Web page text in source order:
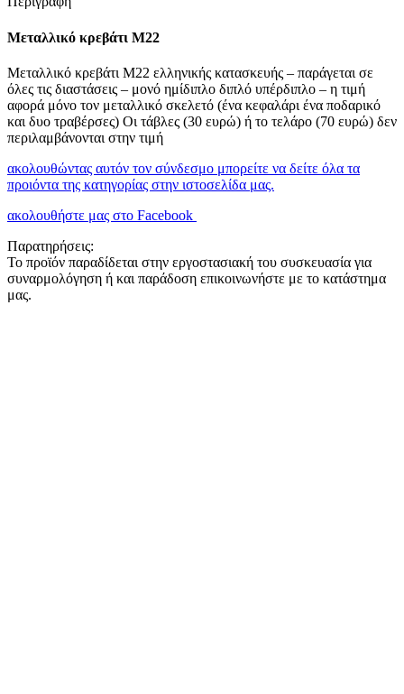
Μεταλλικό κρεβάτι Μ22
Μεταλλικό κρεβάτι Μ22 ελληνικής κατασκευής – παράγεται σε
όλες τις διαστάσεις – μονό ημίδιπλο διπλό υπέρδιπλο – η τιμή
αφορά μόνο τον μεταλλικό σκελετό (ένα κεφαλάρι ένα ποδαρικό
και δυο τραβέρσες) Οι τάβλες (30 ευρώ) ή το τελάρο (70 ευρώ) δεν
περιλαμβάνονται στην τιμή
ακολουθώντας αυτόν τον σύνδεσμο μπορείτε να δείτε όλα τα
προιόντα της κατηγορίας στην ιστοσελίδα μας.
ακολουθήστε μας στο Facebook
Παρατηρήσεις:
Το προϊόν παραδίδεται στην εργοστασιακή του συσκευασία για
συναρμολόγηση ή και παράδοση επικοινωνήστε με το κατάστημα
μας.